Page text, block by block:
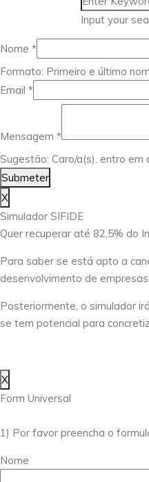
Input your
Nome *
Formato: Primeiro e último
Mensagem
Email *
Mensagem *
Sugestão: Caro/a(s), entro
Submeter
X
Simulador SIFIDE
Quer recuperar até 82,5% do
Para saber se está apto a
desenvolvimento de
Posteriormente, o simulador
se tem potencial para
X
Form Universal
1) Por favor preencha o
Nome